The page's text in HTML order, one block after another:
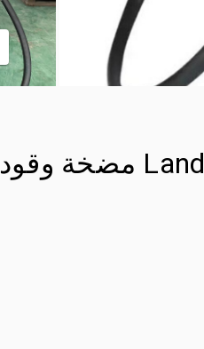
2025 Landhonor LHR-DFP10 Diesel مضخة وقود